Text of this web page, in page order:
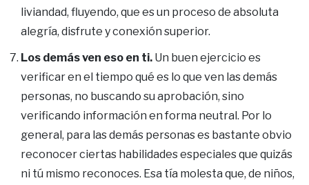
liviandad, fluyendo, que es un proceso de absoluta
alegría, disfrute y conexión superior.
Los demás ven eso en ti. Un buen ejercicio es
verificar en el tiempo qué es lo que ven las demás
personas, no buscando su aprobación, sino
verificando información en forma neutral. Por lo
general, para las demás personas es bastante obvio
reconocer ciertas habilidades especiales que quizás
ni tú mismo reconoces. Esa tía molesta que, de niños,